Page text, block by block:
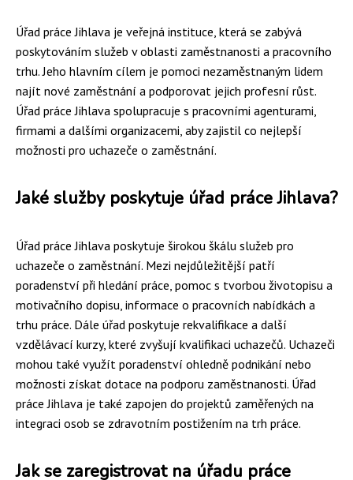
Úřad práce Jihlava je veřejná instituce, která se zabývá
poskytováním služeb v oblasti zaměstnanosti a pracovního
trhu. Jeho hlavním cílem je pomoci nezaměstnaným lidem
najít nové zaměstnání a podporovat jejich profesní růst.
Úřad práce Jihlava spolupracuje s pracovními agenturami,
firmami a dalšími organizacemi, aby zajistil co nejlepší
možnosti pro uchazeče o zaměstnání.
Jaké služby poskytuje úřad práce Jihlava?
Úřad práce Jihlava poskytuje širokou škálu služeb pro
uchazeče o zaměstnání. Mezi nejdůležitější patří
poradenství při hledání práce, pomoc s tvorbou životopisu a
motivačního dopisu, informace o pracovních nabídkách a
trhu práce. Dále úřad poskytuje rekvalifikace a další
vzdělávací kurzy, které zvyšují kvalifikaci uchazečů. Uchazeči
mohou také využít poradenství ohledně podnikání nebo
možnosti získat dotace na podporu zaměstnanosti. Úřad
práce Jihlava je také zapojen do projektů zaměřených na
integraci osob se zdravotním postižením na trh práce.
Jak se zaregistrovat na úřadu práce